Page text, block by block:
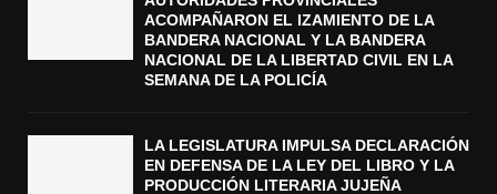
ACOMPAÑARON EL IZAMIENTO DE LA
BANDERA NACIONAL Y LA BANDERA
NACIONAL DE LA LIBERTAD CIVIL EN LA
SEMANA DE LA POLICÍA
LA LEGISLATURA IMPULSA DECLARACIÓN
EN DEFENSA DE LA LEY DEL LIBRO Y LA
PRODUCCIÓN LITERARIA JUJEÑA